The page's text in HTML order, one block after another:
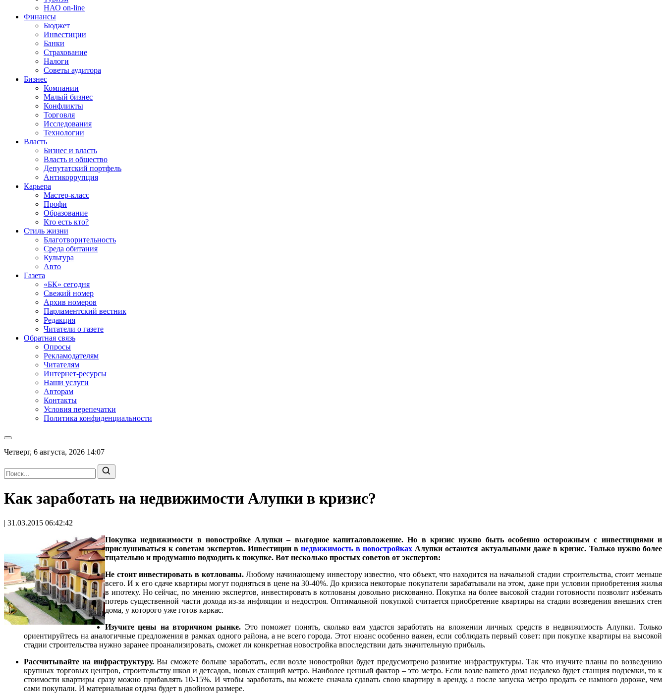
НАО on-line
Финансы
Бюджет
Инвестиции
Банки
Страхование
Налоги
Советы аудитора
Бизнес
Компании
Малый бизнес
Конфликты
Торговля
Исследования
Технологии
Власть
Бизнес и власть
Власть и общество
Депутатский портфель
Антикоррупция
Карьера
Мастер-класс
Профи
Образование
Кто есть кто?
Стиль жизни
Благотворительность
Среда обитания
Культура
Авто
Газета
«БК» сегодня
Свежий номер
Архив номеров
Парламентский вестник
Редакция
Читатели о газете
Обратная связь
Опросы
Рекламодателям
Читателям
Интернет-ресурсы
Наши услуги
Авторам
Контакты
Условия перепечатки
Политика конфиденциальности
Четверг, 6 августа, 2026 14:07
Как заработать на недвижимости Алупки в кризис?
| 31.03.2015 06:42:42
Покупка недвижимости в новостройке Алупки – выгодное капиталовложение. Но в кризис нужно быть особенно осторожным с инвестициями и
прислушиваться к советам экспертов. Инвестиции внедвижимость в новостройкахАлупки остаются актуальными даже в кризис. Только нужно более
тщательно и продуманно подходить к покупке. Вот несколько простых советов от экспертов:
Не стоит инвестировать в котлованы.Любому начинающему инвестору известно, что объект, что находится на начальной стадии строительства, стоит меньше
всего. И к его сдаче квартиры могут подняться в цене на 30-40%. До кризиса некоторые покупатели зарабатывали на этом, даже при условии приобретения жилья
в ипотеку. Но сейчас, по мнению экспертов, инвестировать в котлованы довольно рискованно. Покупка на более высокой стадии готовности позволит избежать
потерь существенной части дохода из-за инфляции и недостроя. Оптимальной покупкой считается приобретение квартиры на стадии возведения внешних стен
дома, у которого уже готов каркас.
Изучите цены на вторичном рынке. Это поможет понять, сколько вам удастся заработать на вложении личных средств в недвижимость Алупки. Только
ориентируйтесь на аналогичные предложения в рамках одного района, а не всего города. Этот нюанс особенно важен, если соблюдать первый совет: при покупке квартиры на высокой
стадии строительства нужно заранее проанализировать, сможет ли конкретная новостройка впоследствии дать значительную прибыль.
Рассчитывайте на инфраструктуру.Вы сможете больше заработать, если возле новостройки будет предусмотрено развитие инфраструктуры. Так что изучите планы по возведению
крупных торговых центров, строительству школ и детсадов, новых станций метро. Наиболее ценный фактор – это метро. Если возле вашего дома недалеко будет станция подземки, то к
стоимости квартиры сразу можно прибавлять 10-15%. И чтобы заработать, вы можете сначала сдавать свою квартиру в аренду, а после запуска метро продать ее намного дороже, чем
сами покупали. И материальная отдача будет в двойном размере.